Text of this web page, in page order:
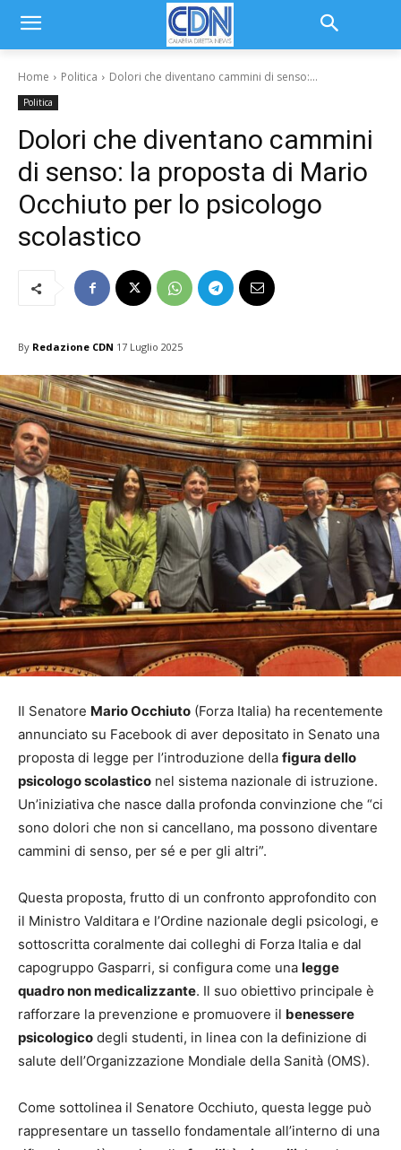
Home Politica Dolori che diventano cammini di senso:...
Politica
Dolori che diventano cammini
di senso: la proposta di Mario
Occhiuto per lo psicologo
scolastico
By Redazione CDN 17 Luglio 2025
Il Senatore Mario Occhiuto (Forza Italia) ha recentemente
annunciato su Facebook di aver depositato in Senato una
proposta di legge per l’introduzione della figura dello
psicologo scolastico nel sistema nazionale di istruzione.
Un’iniziativa che nasce dalla profonda convinzione che “ci
sono dolori che non si cancellano, ma possono diventare
cammini di senso, per sé e per gli altri”.
Questa proposta, frutto di un confronto approfondito con
il Ministro Valditara e l’Ordine nazionale degli psicologi, e
sottoscritta coralmente dai colleghi di Forza Italia e dal
capogruppo Gasparri, si configura come una legge
quadro non medicalizzante. Il suo obiettivo principale è
rafforzare la prevenzione e promuovere il benessere
psicologico degli studenti, in linea con la definizione di
salute dell’Organizzazione Mondiale della Sanità (OMS).
Come sottolinea il Senatore Occhiuto, questa legge può
rappresentare un tassello fondamentale all’interno di una